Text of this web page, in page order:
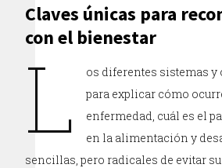
Claves únicas para
con el bienestar
L
os diferentes sistemas y
para explicar cómo
enfermedad, cuál es el
en la alimentación y
sencillas, pero radicales de evitar